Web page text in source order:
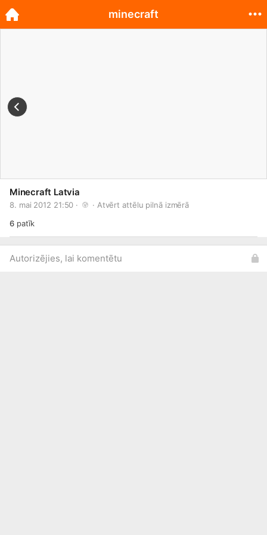
Minecraft Latvia
8. mai 2012 21:50 · · Atvērt attēlu pilnā izmērā
6patīk
Autorizējies, lai komentētu
minecraft